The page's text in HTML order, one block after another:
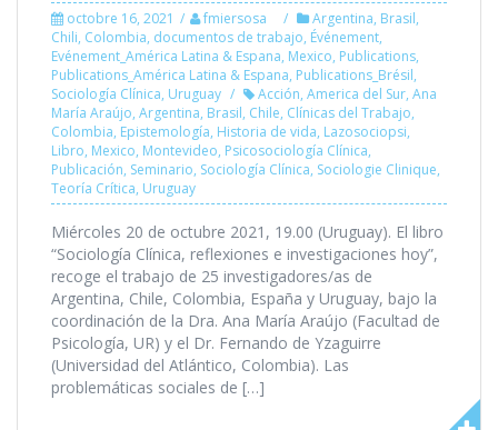
octobre 16, 2021 fmiersosa Argentina, Brasil,
Chili, Colombia, documentos de trabajo, Événement,
Evénement_América Latina & Espana, Mexico, Publications,
Publications_América Latina & Espana, Publications_Brésil,
Sociología Clínica, Uruguay Acción, America del Sur, Ana
María Araújo, Argentina, Brasil, Chile, Clínicas del Trabajo,
Colombia, Epistemología, Historia de vida, Lazosociopsi,
Libro, Mexico, Montevideo, Psicosociología Clínica,
Publicación, Seminario, Sociología Clínica, Sociologie Clinique,
Teoría Crítica, Uruguay
Miércoles 20 de octubre 2021, 19.00 (Uruguay). El libro
“Sociología Clínica, reflexiones e investigaciones hoy”,
recoge el trabajo de 25 investigadores/as de
Argentina, Chile, Colombia, España y Uruguay, bajo la
coordinación de la Dra. Ana María Araújo (Facultad de
Psicología, UR) y el Dr. Fernando de Yzaguirre
(Universidad del Atlántico, Colombia). Las
problemáticas sociales de […]